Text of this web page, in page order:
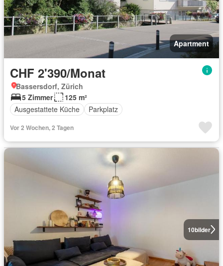
Apartment
CHF 2'390/Monat
Bassersdorf, Zürich
5 Zimmer
125 m²
Ausgestattete Küche
Parkplatz
Vor 2 Wochen, 2 Tagen
10bilder